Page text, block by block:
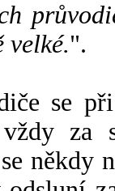
velké.".
se
za
někdy